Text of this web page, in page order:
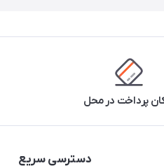
پرداخت در محل
دسترسی سریع